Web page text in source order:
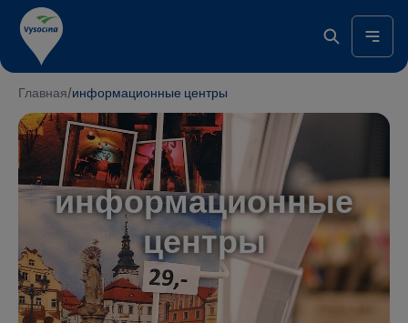
Главная/информационные центры
информационные
центры